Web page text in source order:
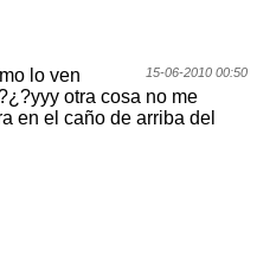
15-06-2010 00:50
lo ven
otra cosa no me
en el caño de arriba del